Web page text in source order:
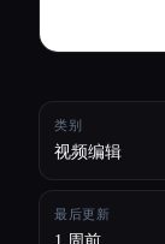
类别
视频编辑
最后更新